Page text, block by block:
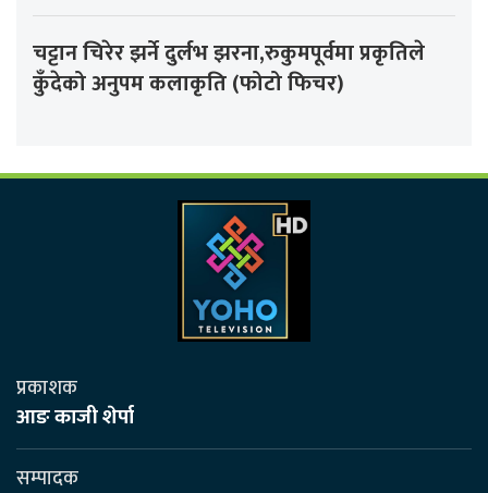
चट्टान चिरेर झर्ने दुर्लभ झरना,रुकुमपूर्वमा प्रकृतिले
कुँदेको अनुपम कलाकृति (फोटो फिचर)
प्रकाशक
आङ काजी शेर्पा
सम्पादक